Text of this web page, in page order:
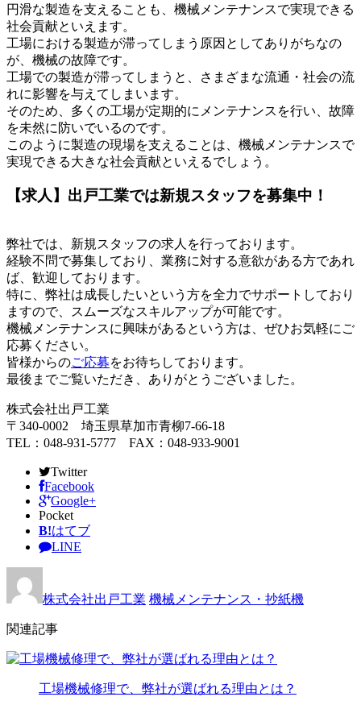
円滑な製造を支えることも、機械メンテナンスで実現できる
社会貢献といえます。
工場における製造が滞ってしまう原因としてありがちなの
が、機械の故障です。
工場での製造が滞ってしまうと、さまざまな流通・社会の流
れに影響を与えてしまいます。
そのため、多くの工場が定期的にメンテナンスを行い、故障
を未然に防いでいるのです。
このように製造の現場を支えることは、機械メンテナンスで
実現できる大きな社会貢献といえるでしょう。
【求人】出戸工業では新規スタッフを募集中！
弊社では、新規スタッフの求人を行っております。
経験不問で募集しており、業務に対する意欲がある方であれ
ば、歓迎しております。
特に、弊社は成長したいという方を全力でサポートしており
ますので、スムーズなスキルアップが可能です。
機械メンテナンスに興味があるという方は、ぜひお気軽にご
応募ください。
皆様からのご応募をお待ちしております。
最後までご覧いただき、ありがとうございました。
株式会社出戸工業
〒340-0002 埼玉県草加市青柳7-66-18
TEL：048-931-5777 FAX：048-933-9001
Twitter
Facebook
Google+
Pocket
B!はてブ
LINE
株式会社出戸工業 機械メンテナンス・抄紙機
関連記事
工場機械修理で、弊社が選ばれる理由とは？